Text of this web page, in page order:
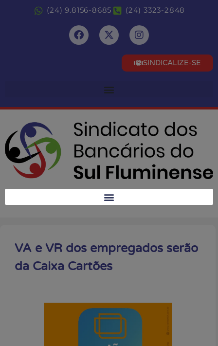
(24) 9.8156-8685 (24) 3323-2848
SINDICALIZE-SE
VA e VR dos empregados serão
da Caixa Cartões